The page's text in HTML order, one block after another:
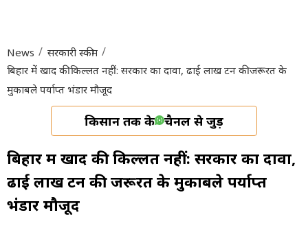
News
सरकारी स्कीम
बिहार में खाद की किल्लत नहीं: सरकार का दावा, ढाई लाख टन की जरूरत के
मुकाबले पर्याप्त भंडार मौजूद
किसान तक के चैनल से जुड़ें
बिहार में खाद की किल्लत नहीं: सरकार का दावा,
ढाई लाख टन की जरूरत के मुकाबले पर्याप्त
भंडार मौजूद